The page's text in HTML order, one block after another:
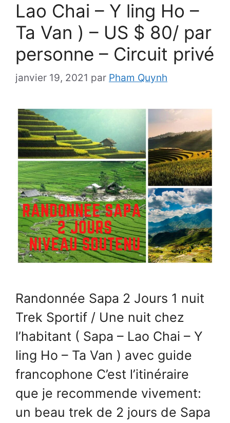
Lao Chai – Y ling Ho –
Ta Van ) – US $ 80/ par
personne – Circuit privé
janvier 19, 2021 par Pham Quynh
Randonnée Sapa 2 Jours 1 nuit
Trek Sportif / Une nuit chez
l’habitant ( Sapa – Lao Chai – Y
ling Ho – Ta Van ) avec guide
francophone C’est l’itinéraire
que je recommende vivement:
un beau trek de 2 jours de Sapa